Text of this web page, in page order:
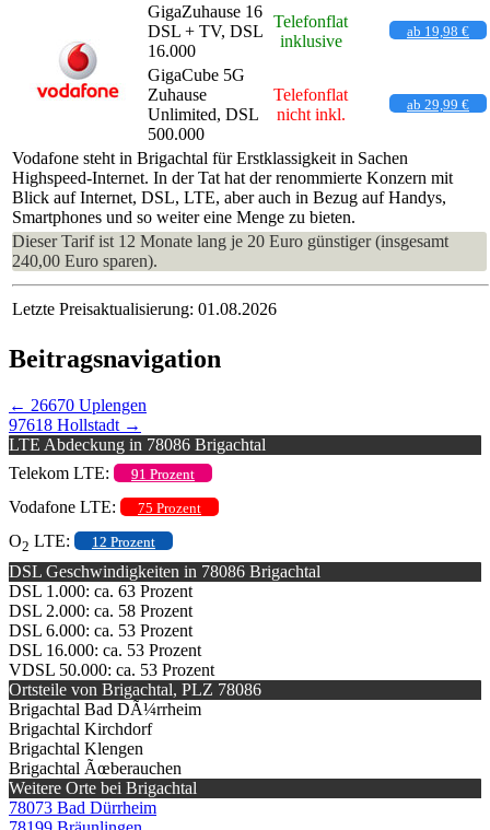
GigaZuhause 16
DSL + TV, DSL
16.000
Telefonflat
inklusive
ab 19,98 €
GigaCube 5G
Zuhause
Unlimited, DSL
500.000
Telefonflat
nicht inkl.
ab 29,99 €
Vodafone steht in Brigachtal für Erstklassigkeit in Sachen
Highspeed-Internet. In der Tat hat der renommierte Konzern mit
Blick auf Internet, DSL, LTE, aber auch in Bezug auf Handys,
Smartphones und so weiter eine Menge zu bieten.
Dieser Tarif ist 12 Monate lang je 20 Euro günstiger (insgesamt
240,00 Euro sparen).
Letzte Preisaktualisierung: 01.08.2026
Beitragsnavigation
← 26670 Uplengen
97618 Hollstadt →
LTE Abdeckung in 78086 Brigachtal
Telekom LTE:
91 Prozent
Vodafone LTE: 75 Prozent
O2 LTE: 12 Prozent
DSL Geschwindigkeiten in 78086 Brigachtal
DSL 1.000: ca. 63 Prozent
DSL 2.000: ca. 58 Prozent
DSL 6.000: ca. 53 Prozent
DSL 16.000: ca. 53 Prozent
VDSL 50.000: ca. 53 Prozent
Ortsteile von Brigachtal, PLZ 78086
Brigachtal Bad DÃ¼rrheim
Brigachtal Kirchdorf
Brigachtal Klengen
Brigachtal Ãœberauchen
Weitere Orte bei Brigachtal
78073 Bad Dürrheim